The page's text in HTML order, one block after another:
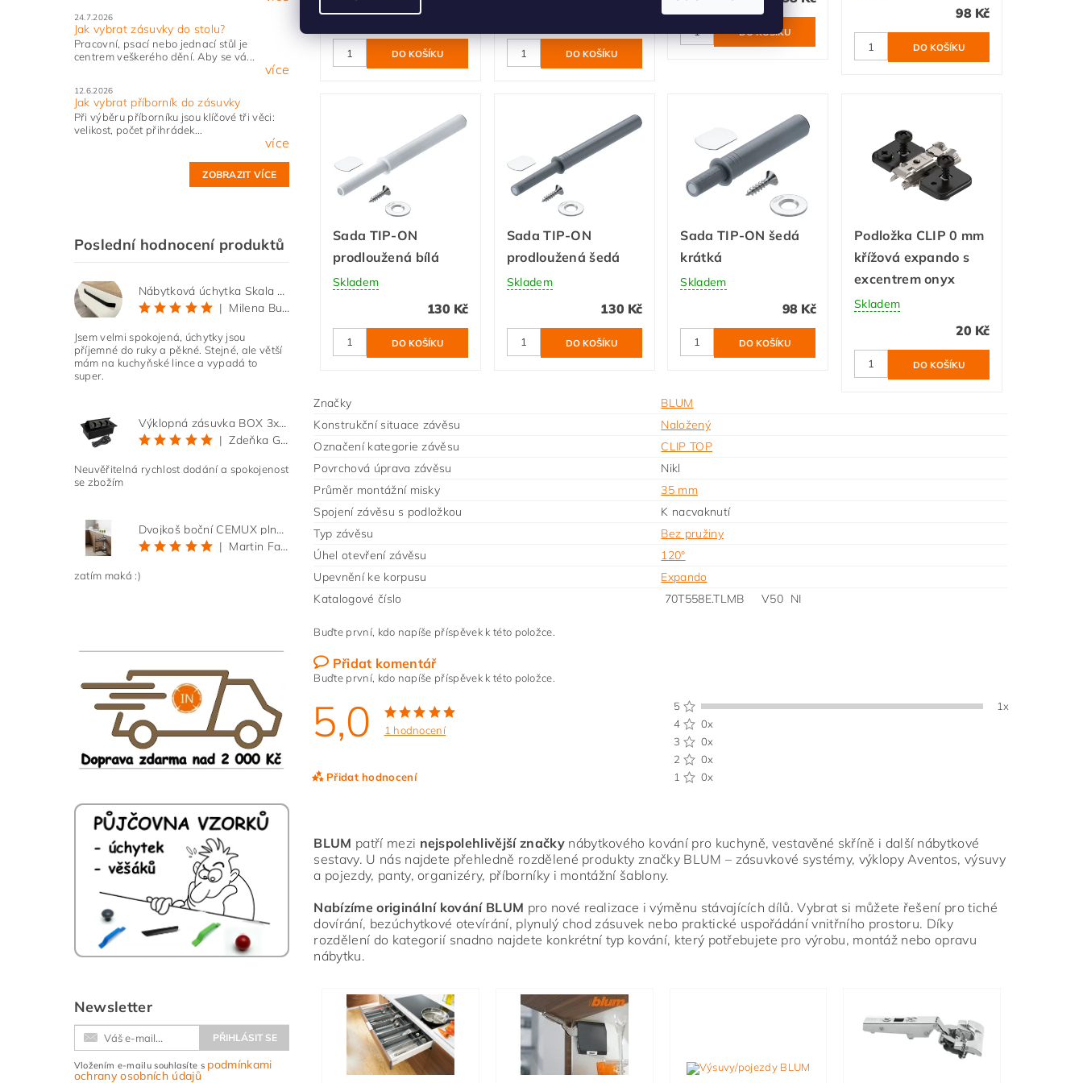
24.7.2026
Jak vybrat zásuvky do stolu?
Pracovní, psací nebo jednací stůl je
centrem veškerého dění. Aby se vá...
více
12.6.2026
Jak vybrat příborník do zásuvky
Při výběru příborníku jsou klíčové tři věci:
velikost, počet přihrádek...
více
ZOBRAZIT VÍCE
Poslední hodnocení produktů
Nábytková úchytka Skala černá matná
|
Milena Bučková
Jsem velmi spokojená, úchytky jsou
příjemné do ruky a pěkné. Stejné, ale větší
mám na kuchyňské lince a vypadá to
super.
Výklopná zásuvka BOX 3x 230V s 3m kabelem - černá
|
Zdeňka Gold
Neuvěřitelná rychlost dodání a spokojenost
se zbožím
Dvojkoš boční CEMUX plné dno 3D, s tlumením antracit 200 mm
|
Martin Faltus
zatím maká :)
Newsletter
Vložením e-mailu souhlasíte s podmínkami
ochrany osobních údajů
98 Kč
Sada TIP-ON
prodloužená bílá
Skladem
130 Kč
Sada TIP-ON
prodloužená šedá
Skladem
130 Kč
Sada TIP-ON šedá
krátká
Skladem
98 Kč
Podložka CLIP 0 mm
křížová expando s
excentrem onyx
Skladem
20 Kč
Značky
BLUM
Konstrukční situace závěsu
Naložený
Označení kategorie závěsu
CLIP TOP
Povrchová úprava závěsu
Nikl
Průměr montážní misky
35 mm
Spojení závěsu s podložkou
K nacvaknutí
Typ závěsu
Bez pružiny
Úhel otevření závěsu
120°
Upevnění ke korpusu
Expando
Katalogové číslo
70T558E.TLMB V50 NI
Buďte první, kdo napíše příspěvek k této položce.
Přidat komentář
Buďte první, kdo napíše příspěvek k této položce.
5,0 1 hodnocení
Přidat hodnocení
5
1x
4
0x
3
0x
2
0x
1
0x
BLUM patří mezi nejspolehlivější značkynábytkového kování pro kuchyně, vestavěné skříně i další nábytkové
sestavy. U nás najdete přehledně rozdělené produkty značky BLUM – zásuvkové systémy, výklopy Aventos, výsuvy
a pojezdy, panty, organizéry, příborníky i montážní šablony.
Nabízíme originální kování BLUM pro nové realizace i výměnu stávajících dílů. Vybrat si můžete řešení pro tiché
dovírání, bezúchytkové otevírání, plynulý chod zásuvek nebo praktické uspořádání vnitřního prostoru. Díky
rozdělení do kategorií snadno najdete konkrétní typ kování, který potřebujete pro výrobu, montáž nebo opravu
nábytku.